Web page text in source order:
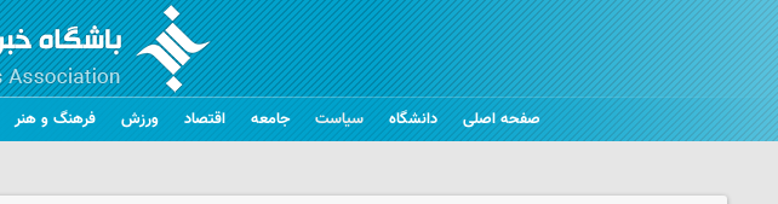
صفحه اصلی دانشگاه سیاست جامعه اقتصاد ورزش فرهنگ و هنر